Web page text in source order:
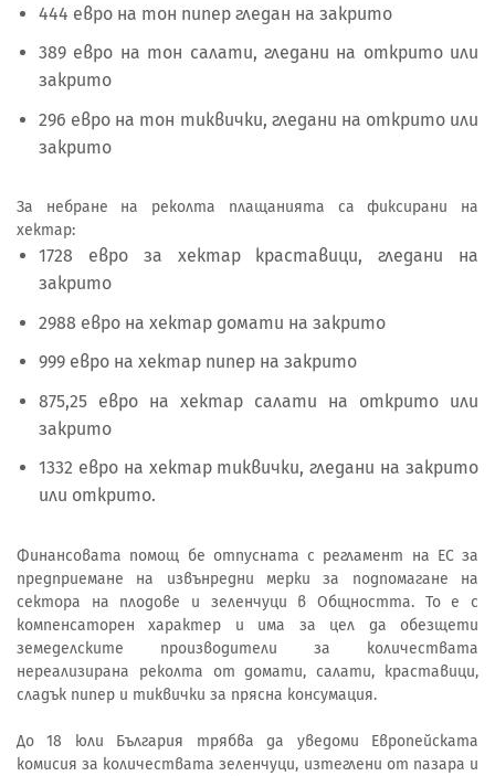
444 евро на тон пипер гледан на закрито
389 евро на тон салати, гледани на открито или
закрито
296 евро на тон тиквички, гледани на открито или
закрито
За небране на реколта плащанията са фиксирани на
хектар:
1728 евро за хектар краставици, гледани на
закрито
2988 евро на хектар домати на закрито
999 евро на хектар пипер на закрито
875,25 евро на хектар салати на открито или
закрито
1332 евро на хектар тиквички, гледани на закрито
или открито.
Финансовата помощ бе отпусната с регламент на ЕС за
предприемане на извънредни мерки за подпомагане на
сектора на плодове и зеленчуци в Общността. То е с
компенсаторен характер и има за цел да обезщети
земеделските производители за количествата
нереализирана реколта от домати, салати, краставици,
сладък пипер и тиквички за прясна консумация.
До 18 юли България трябва да уведоми Европейската
комисия за количествата зеленчуци, изтеглени от пазара и